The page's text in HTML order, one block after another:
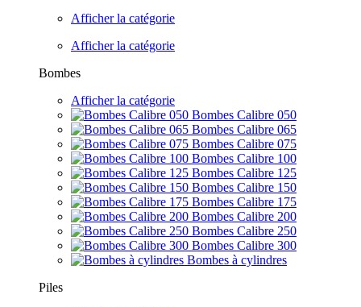
Afficher la catégorie
Afficher la catégorie
Bombes
Afficher la catégorie
Bombes Calibre 050
Bombes Calibre 065
Bombes Calibre 075
Bombes Calibre 100
Bombes Calibre 125
Bombes Calibre 150
Bombes Calibre 175
Bombes Calibre 200
Bombes Calibre 250
Bombes Calibre 300
Bombes à cylindres
Piles